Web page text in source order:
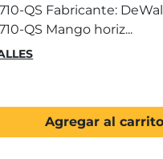
QS Fabricante:
QS Mango horiz...
Agregar al carrito